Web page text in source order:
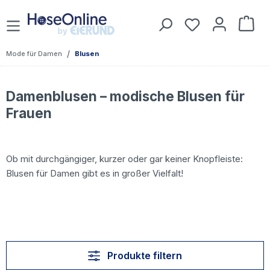
Zum Hauptinhalt springen Du hast 0
Mode für Damen / Blusen
Damenblusen – modische Blusen für
Frauen
Ob mit durchgängiger, kurzer oder gar keiner Knopfleiste:
Blusen für Damen gibt es in großer Vielfalt!
Produkte filtern